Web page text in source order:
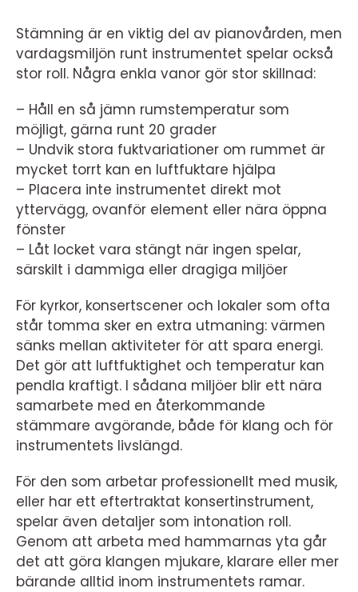
Stämning är en viktig del av pianovården, men
vardagsmiljön runt instrumentet spelar också
stor roll. Några enkla vanor gör stor skillnad:
– Håll en så jämn rumstemperatur som
möjligt, gärna runt 20 grader
– Undvik stora fuktvariationer om rummet är
mycket torrt kan en luftfuktare hjälpa
– Placera inte instrumentet direkt mot
yttervägg, ovanför element eller nära öppna
fönster
– Låt locket vara stängt när ingen spelar,
särskilt i dammiga eller dragiga miljöer
För kyrkor, konsertscener och lokaler som ofta
står tomma sker en extra utmaning: värmen
sänks mellan aktiviteter för att spara energi.
Det gör att luftfuktighet och temperatur kan
pendla kraftigt. I sådana miljöer blir ett nära
samarbete med en återkommande
stämmare avgörande, både för klang och för
instrumentets livslängd.
För den som arbetar professionellt med musik,
eller har ett eftertraktat konsertinstrument,
spelar även detaljer som intonation roll.
Genom att arbeta med hammarnas yta går
det att göra klangen mjukare, klarare eller mer
bärande alltid inom instrumentets ramar.